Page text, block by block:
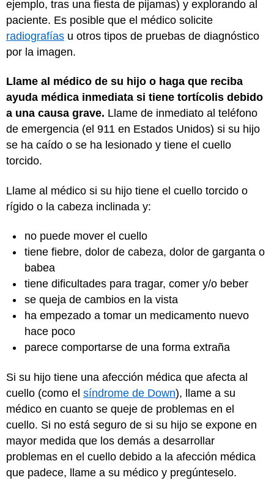
ejemplo, tras una fiesta de pijamas) y explorando al
paciente. Es posible que el médico solicite
radiografías u otros tipos de pruebas de diagnóstico
por la imagen.
Llame al médico de su hijo o haga que reciba
ayuda médica inmediata si tiene tortícolis debido
a una causa grave. Llame de inmediato al teléfono
de emergencia (el 911 en Estados Unidos) si su hijo
se ha caído o se ha lesionado y tiene el cuello
torcido.
Llame al médico si su hijo tiene el cuello torcido o
rígido o la cabeza inclinada y:
no puede mover el cuello
tiene fiebre, dolor de cabeza, dolor de garganta o
babea
tiene dificultades para tragar, comer y/o beber
se queja de cambios en la vista
ha empezado a tomar un medicamento nuevo
hace poco
parece comportarse de una forma extraña
Si su hijo tiene una afección médica que afecta al
cuello (como el síndrome de Down), llame a su
médico en cuanto se queje de problemas en el
cuello. Si no está seguro de si su hijo se expone en
mayor medida que los demás a desarrollar
problemas en el cuello debido a la afección médica
que padece, llame a su médico y pregúnteselo.